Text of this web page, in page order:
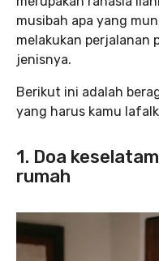
musibah apa yang
melakukan perjalanan
jenisnya.
Berikut ini adalah
yang harus kamu
1. Doa
rumah